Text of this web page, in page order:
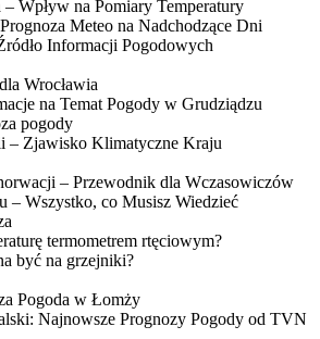
Wpływ na Pomiary Temperatury
Meteo na Nadchodzące Dni
Informacji Pogodowych
Wrocławia
na Temat Pogody w Grudziądzu
pogody
– Zjawisko Klimatyczne Kraju
– Przewodnik dla Wczasowiczów
– Wszystko, co Musisz Wiedzieć
termometrem rtęciowym?
być na grzejniki?
Pogoda w Łomży
Najnowsze Prognozy Pogody od TVN